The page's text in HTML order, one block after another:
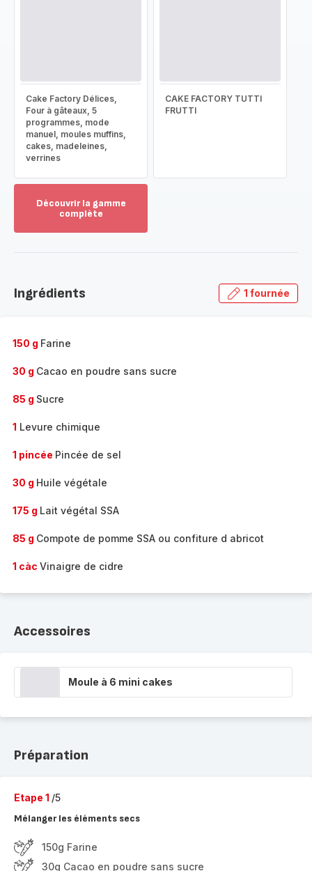
Cake Factory Délices,
Four à gâteaux, 5
programmes, mode
manuel, moules muffins,
cakes, madeleines,
verrines
CAKE FACTORY TUTTI
FRUTTI
Découvrir la gamme
complète
gamme
Ingrédients 1 fournée
150 g Farine
30 g Cacao en poudre sans sucre
85 g Sucre
1 Levure chimique
1 pincée Pincée de sel
30 g Huile végétale
175 g Lait végétal SSA
85 g Compote de pomme SSA ou confiture d abricot
1 càc Vinaigre de cidre
Accessoires
Moule à 6 mini cakes
Préparation
Etape 1 /5
Mélanger les éléments secs
150g Farine
30g Cacao en poudre sans sucre